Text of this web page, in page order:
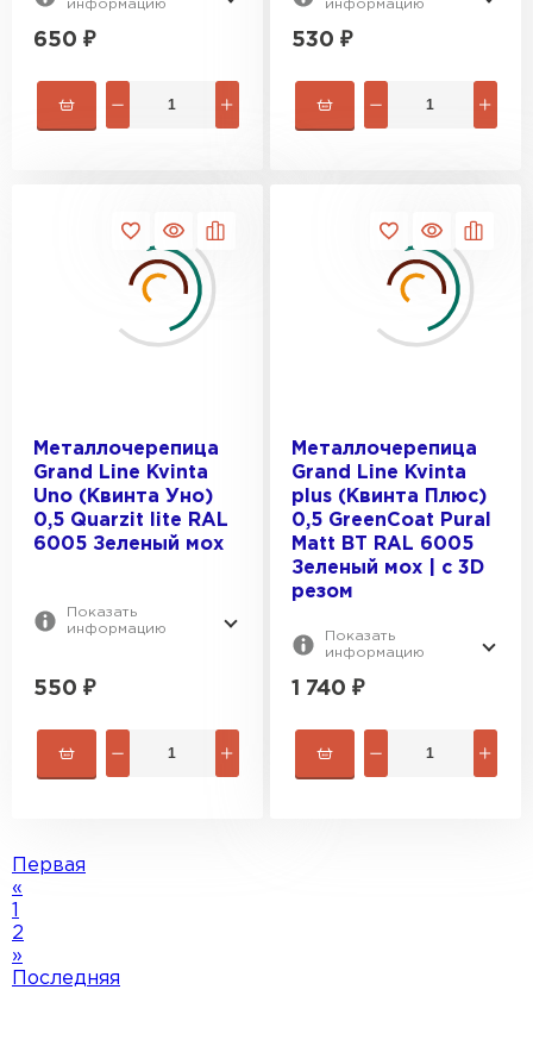
информацию
650 ₽
информацию
530 ₽
Металлочерепица
Grand Line Kvinta
Uno (Квинта Уно)
0,5 Quarzit lite RAL
6005 Зеленый мох
Показать
информацию
550 ₽
Металлочерепица
Grand Line Kvinta
plus (Квинта Плюс)
0,5 GreenCoat Pural
Matt BT RAL 6005
Зеленый мох | c 3D
резом
Показать
информацию
1 740 ₽
Первая
«
2
»
Последняя